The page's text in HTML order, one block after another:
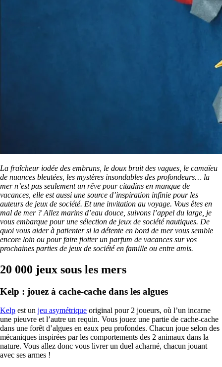
La fraîcheur iodée des embruns, le doux bruit des vagues, le camaïeu
de nuances bleutées, les mystères insondables des profondeurs… la
mer n’est pas seulement un rêve pour citadins en manque de
vacances, elle est aussi une source d’inspiration infinie pour les
auteurs de jeux de société. Et une invitation au voyage. Vous êtes en
mal de mer ? Allez marins d’eau douce, suivons l’appel du large, je
vous embarque pour une sélection de jeux de société nautiques. De
quoi vous aider à patienter si la détente en bord de mer vous semble
encore loin ou pour faire flotter un parfum de vacances sur vos
prochaines parties de jeux de société en famille ou entre amis.
20 000 jeux sous les mers
Kelp : jouez à cache-cache dans les algues
Kelp est un jeu asymétrique original pour 2 joueurs, où l’un incarne
une pieuvre et l’autre un requin. Vous jouez une partie de cache-cache
dans une forêt d’algues en eaux peu profondes. Chacun joue selon des
mécaniques inspirées par les comportements des 2 animaux dans la
nature. Vous allez donc vous livrer un duel acharné, chacun jouant
avec ses armes !